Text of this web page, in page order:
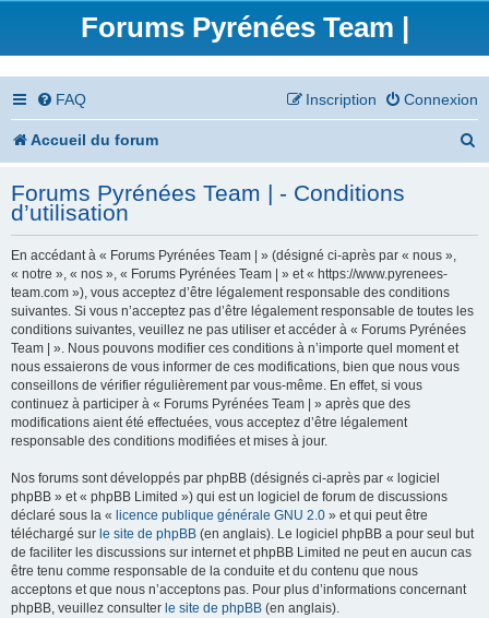
Forums Pyrénées Team |
FAQ Connexion
Inscription
Accueil du forum
h
Forums Pyrénées Team | - Conditions
d’utilisation
En accédant à « Forums Pyrénées Team | » (désigné ci-après par « nous »,
« notre », « nos », « Forums Pyrénées Team | » et « https://www.pyrenees-
team.com »), vous acceptez d’être légalement responsable des conditions
suivantes. Si vous n’acceptez pas d’être légalement responsable de toutes les
conditions suivantes, veuillez ne pas utiliser et accéder à « Forums Pyrénées
Team | ». Nous pouvons modifier ces conditions à n’importe quel moment et
nous essaierons de vous informer de ces modifications, bien que nous vous
conseillons de vérifier régulièrement par vous-même. En effet, si vous
continuez à participer à « Forums Pyrénées Team | » après que des
modifications aient été effectuées, vous acceptez d’être légalement
responsable des conditions modifiées et mises à jour.
Nos forums sont développés par phpBB (désignés ci-après par « logiciel
phpBB » et « phpBB Limited ») qui est un logiciel de forum de discussions
déclaré sous la « licence publique générale GNU 2.0 » et qui peut être
téléchargé sur le site de phpBB (en anglais). Le logiciel phpBB a pour seul but
de faciliter les discussions sur internet et phpBB Limited ne peut en aucun cas
être tenu comme responsable de la conduite et du contenu que nous
acceptons et que nous n’acceptons pas. Pour plus d’informations concernant
phpBB, veuillez consulter le site de phpBB (en anglais).